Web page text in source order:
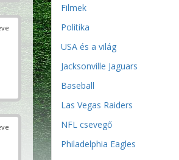
Filmek
Politika
USA és a világ
Jacksonville Jaguars
Baseball
Las Vegas Raiders
NFL csevegő
Philadelphia Eagles